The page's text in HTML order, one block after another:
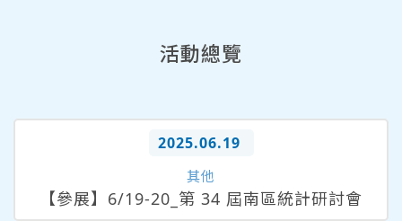
活動總覽
2025.06.19
其他
【參展】6/19-20_第 34 屆南區統計研討會